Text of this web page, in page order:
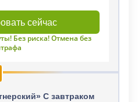
сейчас
Без риска! Отмена без
С завтраком